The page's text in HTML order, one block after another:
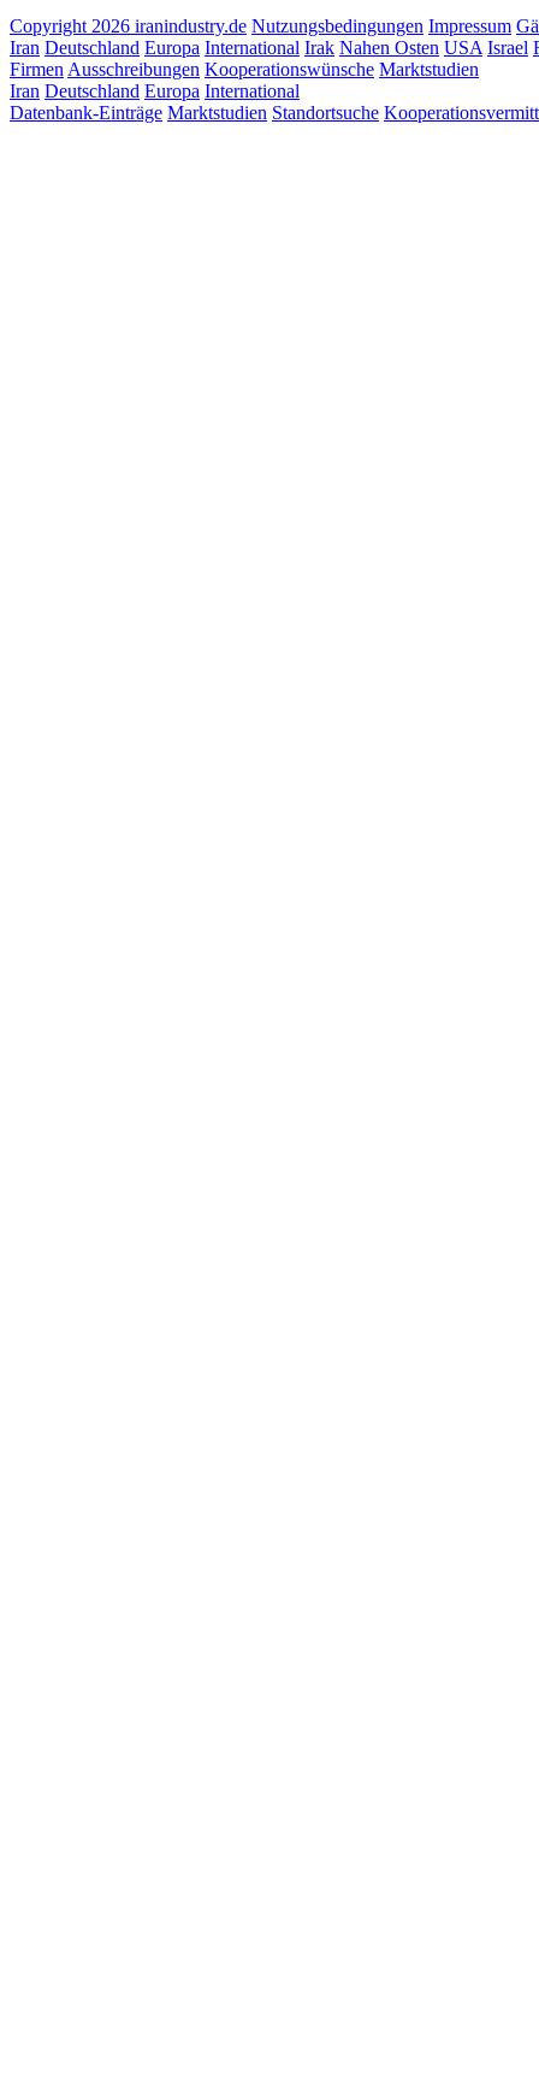
Copyright 2026 iranindustry.de Nutzungsbedingungen Impressum
Iran Deutschland Europa International Irak Nahen Osten USA Israel
Firmen Ausschreibungen Kooperationswünsche Marktstudien
Iran Deutschland Europa International
Datenbank-Einträge Marktstudien Standortsuche